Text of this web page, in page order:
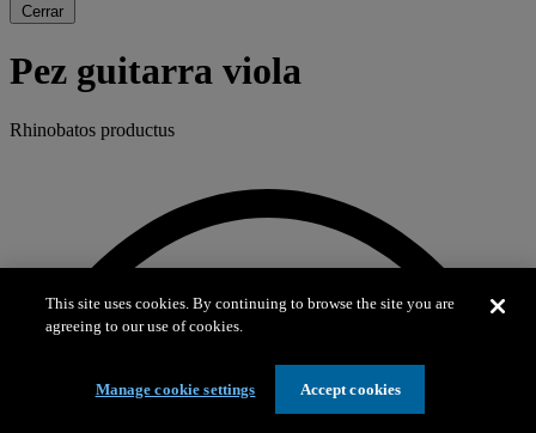
Cerrar
Pez guitarra viola
Rhinobatos productus
This site uses cookies. By continuing to browse the site you are
agreeing to our use of cookies.
Manage cookie settings Accept cookies